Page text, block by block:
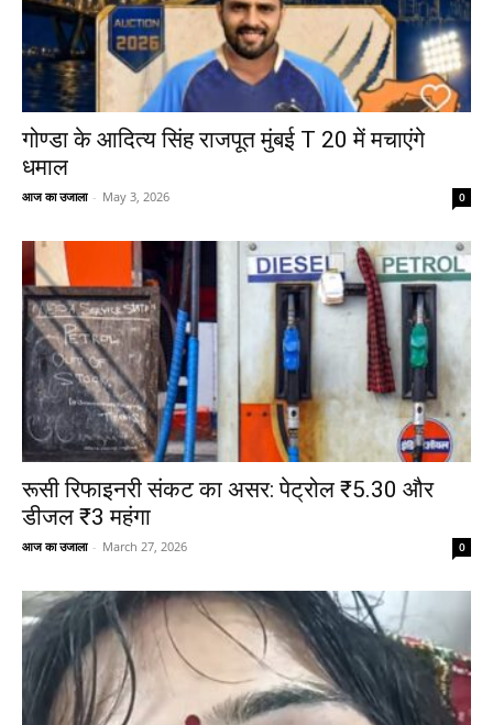
गोण्डा के आदित्य सिंह राजपूत मुंबई T 20 में मचाएंगे
धमाल
आज का उजाला - May 3, 2026 0
रूसी रिफाइनरी संकट का असर: पेट्रोल ₹5.30 और
डीजल ₹3 महंगा
आज का उजाला - March 27, 2026 0